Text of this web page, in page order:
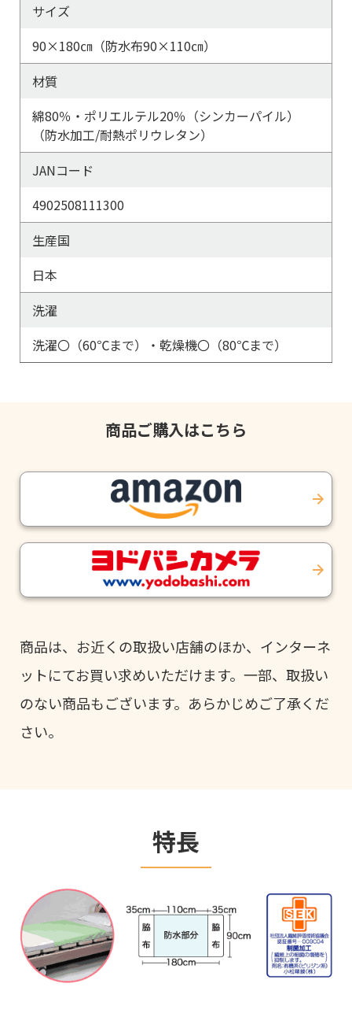
サイズ
90×180㎝（防水布90×110㎝）
材質
綿80％・ポリエルテル20％（シンカーパイル）
（防水加工/耐熱ポリウレタン）
JANコード
4902508111300
生産国
日本
洗濯
洗濯〇（60℃まで）・乾燥機〇（80℃まで）
商品ご購入はこちら
商品は、お近くの取扱い店舗のほか、インターネ
ットにてお買い求めいただけます。一部、取扱い
のない商品もございます。あらかじめご了承くだ
さい。
特長